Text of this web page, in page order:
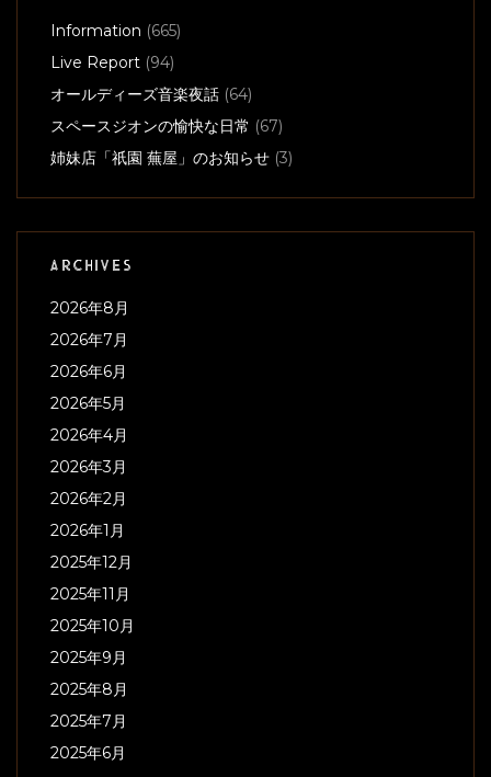
Information (665)
Live Report (94)
オールディーズ音楽夜話 (64)
スペースジオンの愉快な日常 (67)
姉妹店「祇園 蕪屋」のお知らせ (3)
ARCHIVES
2026年8月
2026年7月
2026年6月
2026年5月
2026年4月
2026年3月
2026年2月
2026年1月
2025年12月
2025年11月
2025年10月
2025年9月
2025年8月
2025年7月
2025年6月